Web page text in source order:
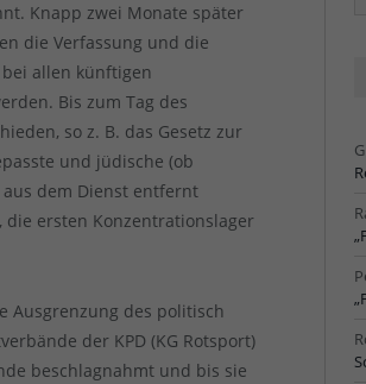
Knapp zwei Monate später
die Verfassung und die
allen künftigen
Bis zum Tag des
so z. B. das Gesetz zur
und jüdische (ob
dem Dienst entfernt
ersten Konzentrationslager
Ausgrenzung des politisch
der KPD (KG Rotsport)
beschlagnahmt und bis sie